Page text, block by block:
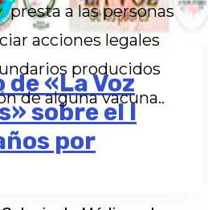
«La Voz
sobre el I
por
presta a las personas
acciones legales
producidos
de alguna vacuna..